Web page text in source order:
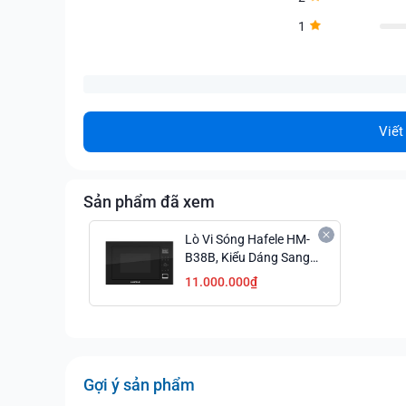
1
Viết
Sản phẩm đã xem
Lò Vi Sóng Hafele HM-
B38B, Kiểu Dáng Sang
Trọng, Thiết Kế Tiện Lợi.
11.000.000₫
Gợi ý sản phẩm